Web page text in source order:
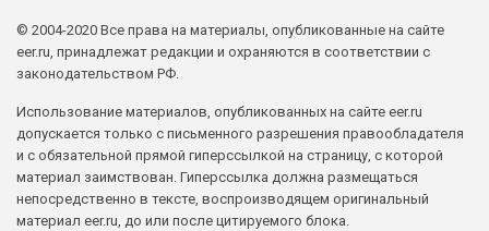
© 2004-2020 Все права на материалы, опубликованные на сайте
eer.ru, принадлежат редакции и охраняются в соответствии с
законодательством РФ.
Использование материалов, опубликованных на сайте eer.ru
допускается только с письменного разрешения правообладателя
и с обязательной прямой гиперссылкой на страницу, с которой
материал заимствован. Гиперссылка должна размещаться
непосредственно в тексте, воспроизводящем оригинальный
материал eer.ru, до или после цитируемого блока.